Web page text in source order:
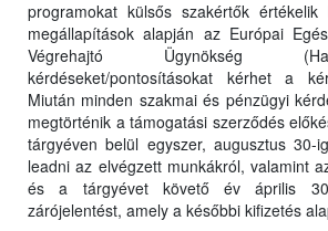
programokat külsős szakértők
megállapítások alapján az Európai
Végrehajtó Ügynökség
kérdéseket/pontosításokat kérhet a
Miután minden szakmai és pénzügyi
megtörténik a támogatási szerződés
tárgyéven belül egyszer, augusztus 30-
leadni az elvégzett munkákról, valamint
és a tárgyévet követő év április
zárójelentést, amely a későbbi kifizetés